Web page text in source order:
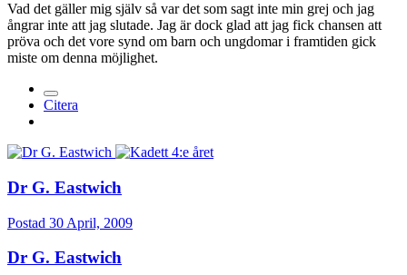
Vad det gäller mig själv så var det som sagt inte min grej och jag
ångrar inte att jag slutade. Jag är dock glad att jag fick chansen att
pröva och det vore synd om barn och ungdomar i framtiden gick
miste om denna möjlighet.
Citera
Dr G. Eastwich
Postad 30 April, 2009
Dr G. Eastwich